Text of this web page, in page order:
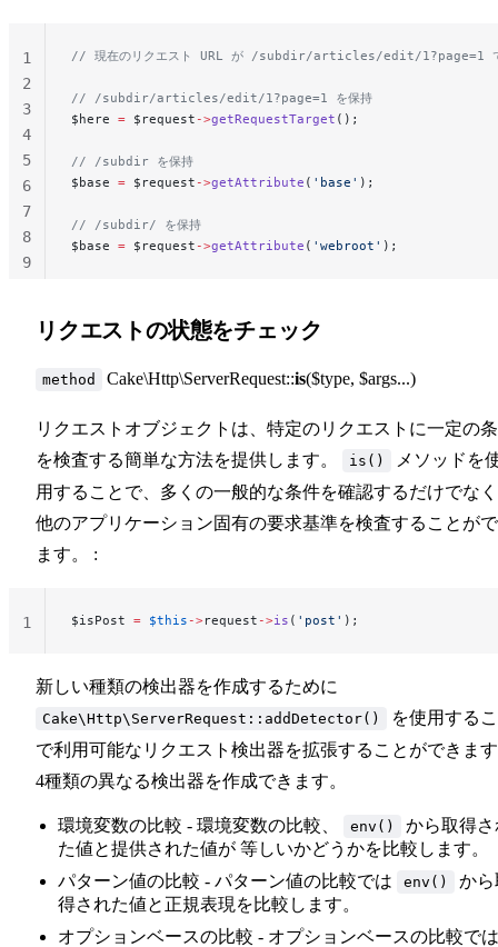
// 現在のリクエスト URL が /subdir/articles/edit/1?page=1 で
// /subdir/articles/edit/1?page=1 を保持
$here = $request ->getRequestTarget ();
// /subdir を保持
$base = $request ->getAttribute ( 'base' );
// /subdir/ を保持
$base = $request ->getAttribute ( 'webroot' );
1
2
3
4
5
6
7
8
9
リクエストの状態をチェック
method Cake\Http\ServerRequest::is($type, $args...)
リクエストオブジェクトは、特定のリクエストに一定の
を検査する簡単な方法を提供します。
is()
メソッドを
用することで、多くの一般的な条件を確認するだけでな
他のアプリケーション固有の要求基準を検査することが
ます。 :
$isPost = $this ->request ->is ( 'post' );
1
新しい種類の検出器を作成するために
Cake\Http\ServerRequest::addDetector()
を使用する
で利用可能なリクエスト検出器を拡張することができま
4種類の異なる検出器を作成できます。
環境変数の比較 - 環境変数の比較、 env()
から取得さ
た値と提供された値が 等しいかどうかを比較します。
パターン値の比較 - パターン値の比較では
env()
から
得された値と正規表現を比較します。
オプションベースの比較 - オプションベースの比較では